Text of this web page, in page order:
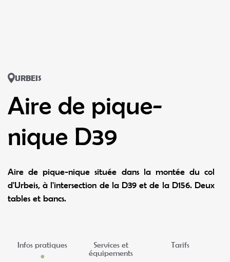
URBEIS
Aire de pique-
nique D39
Aire de pique-nique située dans la montée du col
d'Urbeis, à l'intersection de la D39 et de la D156. Deux
tables et bancs.
Infos pratiques
Services et
équipements
Tarifs